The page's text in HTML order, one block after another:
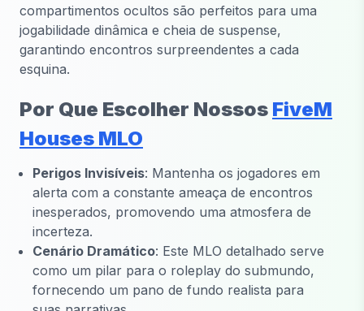
compartimentos ocultos são perfeitos para uma
jogabilidade dinâmica e cheia de suspense,
garantindo encontros surpreendentes a cada
esquina.
Por Que Escolher Nossos FiveM
Houses MLO
Perigos Invisíveis: Mantenha os jogadores em
alerta com a constante ameaça de encontros
inesperados, promovendo uma atmosfera de
incerteza.
Cenário Dramático: Este MLO detalhado serve
como um pilar para o roleplay do submundo,
fornecendo um pano de fundo realista para